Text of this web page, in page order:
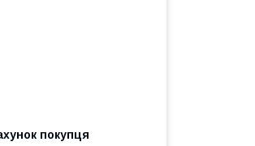
покупця